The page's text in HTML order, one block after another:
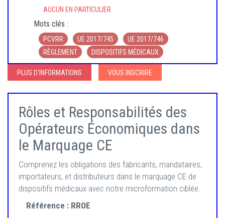
AUCUN EN PARTICULIER
Mots clés :
PCVRR UE 2017/745
UE 2017/746
RÈGLEMENT
DISPOSITIFS MÉDICAUX
PLUS D'INFORMATIONS VOUS INSCRIRE
Rôles et Responsabilités des
Opérateurs Économiques dans
le Marquage CE
Comprenez les obligations des fabricants, mandataires,
importateurs, et distributeurs dans le marquage CE de
dispositifs médicaux avec notre microformation ciblée.
Référence : RROE